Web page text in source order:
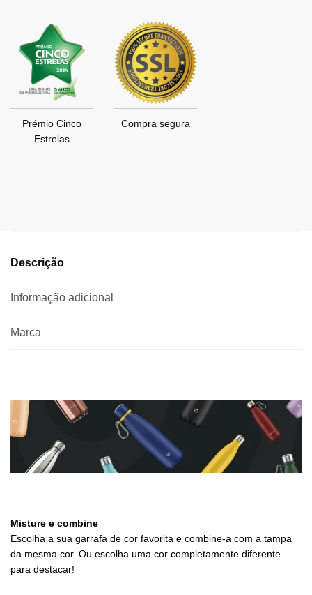
Prémio Cinco
Estrelas
Compra segura
Descrição
Informação adicional
Marca
Misture e combine
Escolha a sua garrafa de cor favorita e combine-a com a tampa
da mesma cor. Ou escolha uma cor completamente diferente
para destacar!